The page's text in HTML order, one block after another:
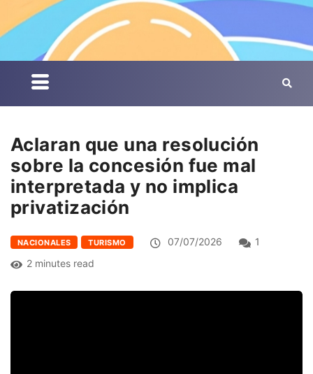
Aclaran que una resolución
sobre la concesión fue mal
interpretada y no implica
privatización
NACIONALES TURISMO 07/07/2026
1
2 minutes read